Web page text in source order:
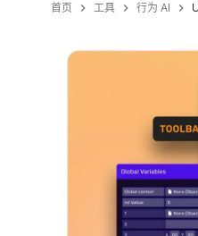
首页 工具 行为 AI
当前幻灯片：1 / 6